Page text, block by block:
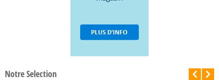
Notre Selection